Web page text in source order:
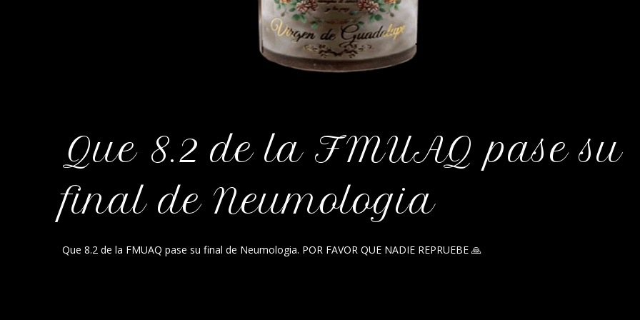
Que 8.2 de la FMUAQ pase su
final de Neumologia
Que 8.2 de la FMUAQ pase su final de Neumologia. POR FAVOR QUE NADIE REPRUEBE 🙏